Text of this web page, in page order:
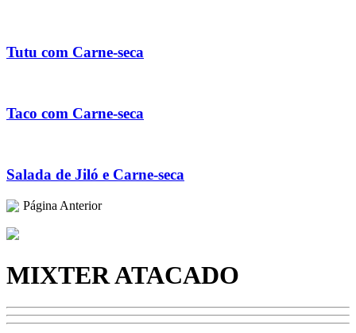
Tutu com Carne-seca
Taco com Carne-seca
Salada de Jiló e Carne-seca
Página Anterior
MIXTER ATACADO